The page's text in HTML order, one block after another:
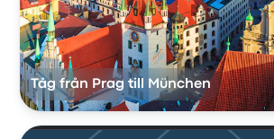
Tåg från Prag till München